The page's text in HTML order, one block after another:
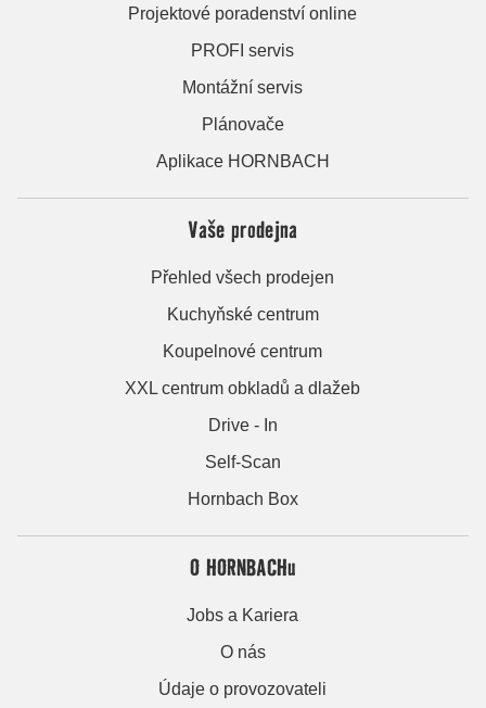
Projektové poradenství online
PROFI servis
Montážní servis
Plánovače
Aplikace HORNBACH
Vaše prodejna
Přehled všech prodejen
Kuchyňské centrum
Koupelnové centrum
XXL centrum obkladů a dlažeb
Drive - In
Self-Scan
Hornbach Box
O HORNBACHu
Jobs a Kariera
O nás
Údaje o provozovateli